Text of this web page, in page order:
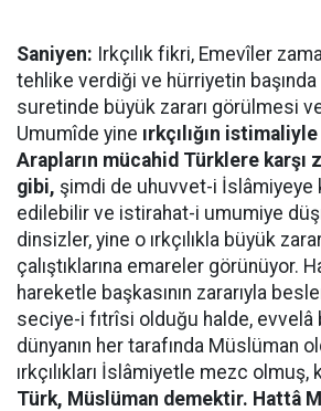
Saniyen: Irkçılık fikri, Emevîler
tehlike verdiği ve hürriyetin
suretinde büyük zararı görülmesi
Umumîde yine ırkçılığın
Arapların mücahid Türklere karşı
gibi, şimdi de uhuvvet-i İslâmiyeye
edilebilir ve istirahat-i umumiye
dinsizler, yine o ırkçılıkla büyük
çalıştıklarına emareler görünüyor.
hareketle başkasının zararıyla
seciye-i fıtrîsi olduğu halde, evvelâ
dünyanın her tarafında Müslüman
ırkçılıkları İslâmiyetle mezc
Türk, Müslüman demektir. Hattâ